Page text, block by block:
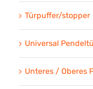
Türpuffer/stopper
Universal
Unteres / Oberes